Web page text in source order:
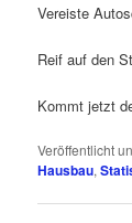
Vereiste
Reif auf den
Kommt jetzt
Veröffentlicht
Hausbau,